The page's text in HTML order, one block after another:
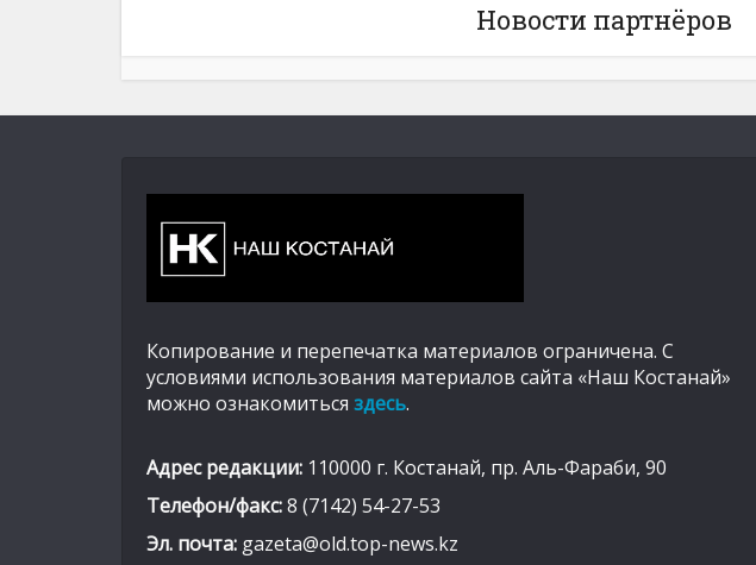
Новости партнёров
Копирование и перепечатка материалов ограничена. С
условиями использования материалов сайта «Наш Костанай»
можно ознакомиться здесь.
Адрес редакции: 110000 г. Костанай, пр. Аль-Фараби, 90
Телефон/факс:8 (7142) 54-27-53
Эл. почта: gazeta@old.top-news.kz